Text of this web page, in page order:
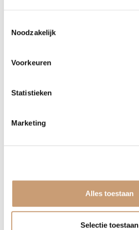
Noodzakelijk
Voorkeuren
Statistieken
Marketing
Alles toestaan
Selectie toestaan
Terug naar het overzicht